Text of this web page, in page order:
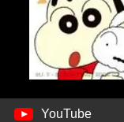
YouTube